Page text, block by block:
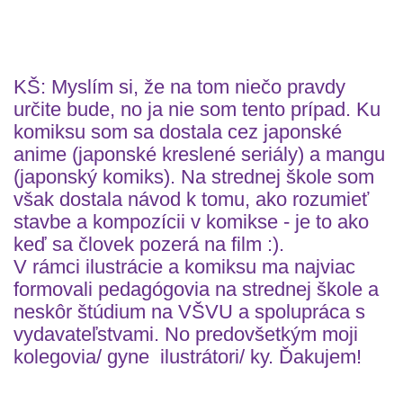
KŠ: Myslím si, že na tom niečo pravdy
určite bude, no ja nie som tento prípad. Ku
komiksu som sa dostala cez japonské
anime (japonské kreslené seriály) a mangu
(japonský komiks). Na strednej škole som
však dostala návod k tomu, ako rozumieť
stavbe a kompozícii v komikse - je to ako
keď sa človek pozerá na film :).
V rámci ilustrácie a komiksu ma najviac
formovali pedagógovia na strednej škole a
neskôr štúdium na VŠVU a spolupráca s
vydavateľstvami. No predovšetkým moji
kolegovia/ gyne ilustrátori/ ky. Ďakujem!